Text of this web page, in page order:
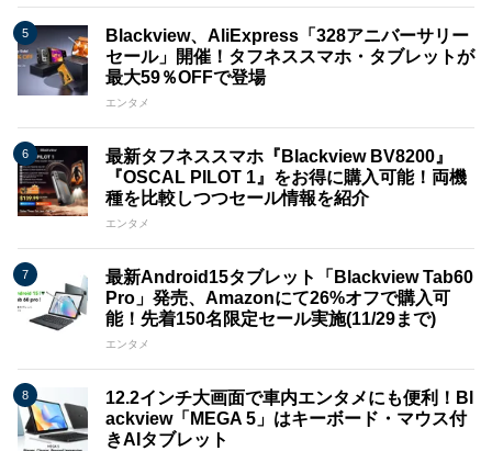
Blackview、AliExpress「328アニバーサリー
セール」開催！タフネススマホ・タブレットが
最大59％OFFで登場
エンタメ
最新タフネススマホ『Blackview BV8200』
『OSCAL PILOT 1』をお得に購入可能！両機
種を比較しつつセール情報を紹介
エンタメ
最新Android15タブレット「Blackview Tab60
Pro」発売、Amazonにて26%オフで購入可
能！先着150名限定セール実施(11/29まで)
エンタメ
12.2インチ大画面で車内エンタメにも便利！Bl
ackview「MEGA 5」はキーボード・マウス付
きAIタブレット